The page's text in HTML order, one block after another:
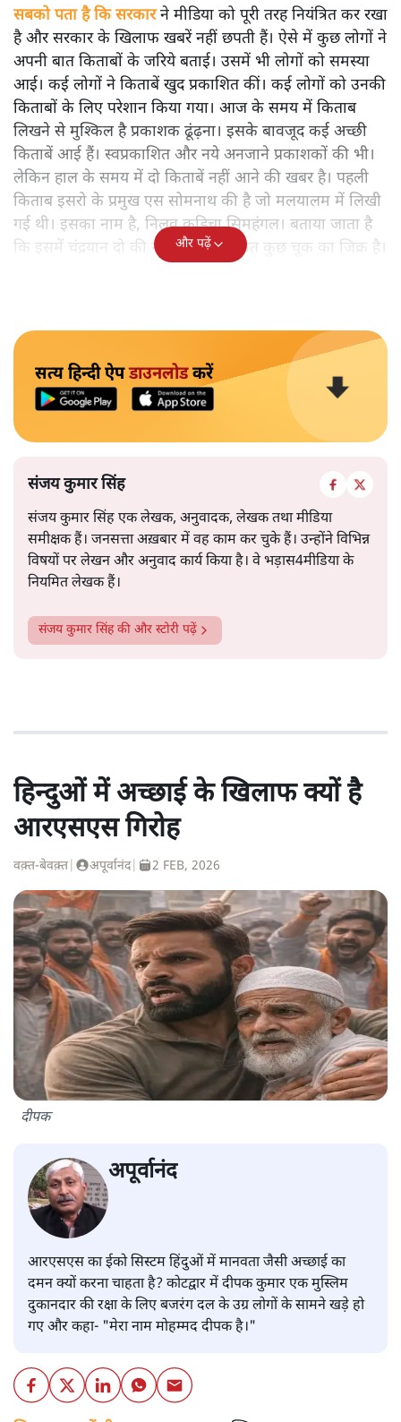
सबको पता है कि सरकारने मीडिया को पूरी तरह नियंत्रित कर रखा
है और सरकार के खिलाफ खबरें नहीं छपती हैं। ऐसे में कुछ लोगों ने
अपनी बात किताबों के जरिये बताई। उसमें भी लोगों को समस्या
आई। कई लोगों ने किताबें खुद प्रकाशित कीं। कई लोगों को उनकी
किताबों के लिए परेशान किया गया। आज के समय में किताब
लिखने से मुश्किल है प्रकाशक ढूंढ़ना। इसके बावजूद कई अच्छी
किताबें आई हैं। स्वप्रकाशित और नये अनजाने प्रकाशकों की भी।
लेकिन हाल के समय में दो किताबें नहीं आने की खबर है। पहली
किताब इसरो के प्रमुख एस सोमनाथ की है जो मलयालम में लिखी
गई थी। इसका नाम है, निलवु कुडिचा सिमहंगल। बताया जाता है
कि इसमें चंद्रयान दो की नाकामी से संबंधित कुछ चूक का जिक्र है।
और पढ़ें
सत्य हिन्दी ऐपडाउनलोडकरें
संजय कुमार सिंह
संजय कुमार सिंह एक लेखक, अनुवादक, लेखक तथा मीडिया
समीक्षक हैं। जनसत्ता अख़बार में वह काम कर चुके हैं। उन्होंने विभिन्न
विषयों पर लेखन और अनुवाद कार्य किया है। वे भड़ास4मीडिया के
नियमित लेखक हैं।
संजय कुमार सिंहकी और स्टोरी पढ़ें
हिन्दुओं में अच्छाई के खिलाफ क्यों है
आरएसएस गिरोह
वक़्त-बेवक़्त अपूर्वानंद| 2 FEB, 2026
दीपक
अपूर्वानंद
आरएसएस का ईको सिस्टम हिंदुओं में मानवता जैसी अच्छाई का
दमन क्यों करना चाहता है? कोटद्वार में दीपक कुमार एक मुस्लिम
दुकानदार की रक्षा के लिए बजरंग दल के उग्र लोगों के सामने खड़े हो
गए और कहा- "मेरा नाम मोहम्मद दीपक है।"